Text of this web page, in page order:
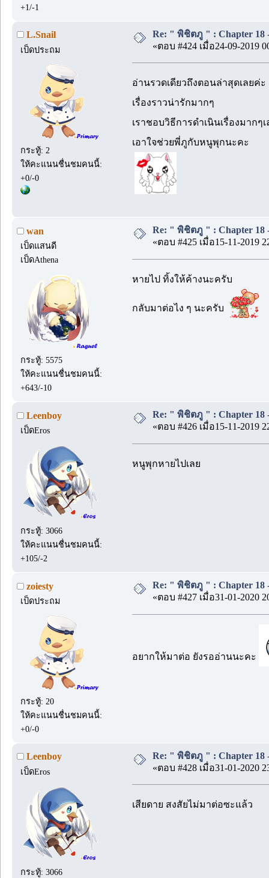
+1/-1
L.Snail
เป็ดประถม
กระทู้: 2
ให้คะแนนชื่นชมคนนี้:
+0/-0
Re: " พิชิตภู " : Chapter 18
«ตอบ #424 เมื่อ24-09-2019
อ่านรวดเดียวถึงตอนล่าสุดเลยค่ะ
เรื่องราวน่ารักมากๆ
เราชอบวิธีการดำเนินเรื่องมากๆ
เอาใจช่วยพี่ภูกับหนูพุกนะคะ
wan
เป็ดแสนดี
เป็ดAthena
กระทู้: 5575
ให้คะแนนชื่นชมคนนี้:
+643/-10
Re: " พิชิตภู " : Chapter 18
«ตอบ #425 เมื่อ15-11-2019
หายไป ทิ้งให้ค้างนะครับ
กลับมาต่อไง ๆ นะครับ
Leenboy
เป็ดEros
กระทู้: 3066
ให้คะแนนชื่นชมคนนี้:
+105/-2
Re: " พิชิตภู " : Chapter 18
«ตอบ #426 เมื่อ15-11-2019
หนูพุกหายไปเลย
zoiesty
เป็ดประถม
กระทู้: 20
ให้คะแนนชื่นชมคนนี้:
+0/-0
Re: " พิชิตภู " : Chapter 18
«ตอบ #427 เมื่อ31-01-2020
อยากให้มาต่อ ยังรออ่านนะคะ
Leenboy
เป็ดEros
กระทู้: 3066
Re: " พิชิตภู " : Chapter 18
«ตอบ #428 เมื่อ31-01-2020
เสียดาย สงสัยไม่มาต่อซะแล้ว